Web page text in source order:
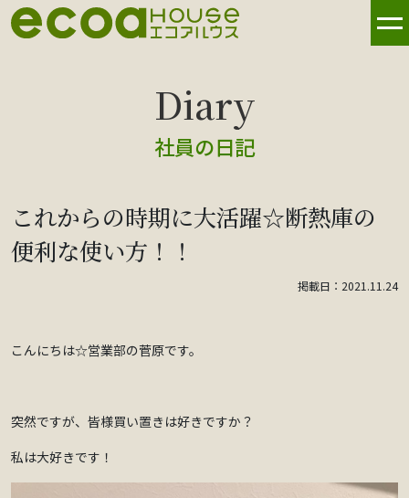
社員の日記
これからの時期に大活躍☆断熱庫の
便利な使い方！！
掲載日：2021.11.24
こんにちは☆営業部の菅原です。
突然ですが、皆様買い置きは好きですか？
私は大好きです！